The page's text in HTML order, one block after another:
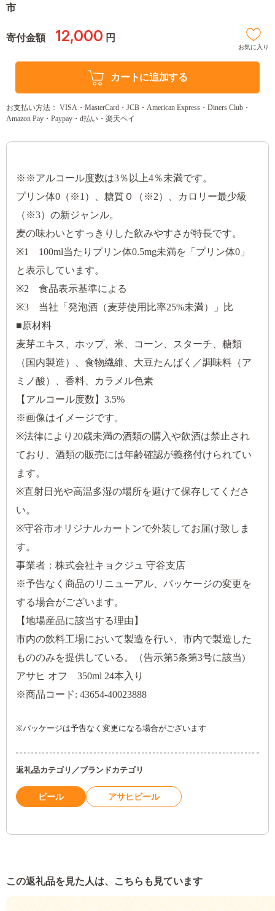
市
寄付金額 12,000 円
お気に入り
カートに追加する
お支払い方法： VISA・MasterCard・JCB・American Express・Diners Club・
Amazon Pay・Paypay・d払い・楽天ペイ
※※アルコール度数は3％以上4％未満です。
プリン体0（※1）、糖質０（※2）、カロリー最少級
（※3）の新ジャンル。
麦の味わいとすっきりした飲みやすさが特長です。
※1 100ml当たりプリン体0.5mg未満を「プリン体0」
と表示しています。
※2 食品表示基準による
※3 当社「発泡酒（麦芽使用比率25%未満）」比
■原材料
麦芽エキス、ホップ、米、コーン、スターチ、糖類
（国内製造）、食物繊維、大豆たんぱく／調味料（ア
ミノ酸）、香料、カラメル色素
【アルコール度数】3.5%
※画像はイメージです。
※法律により20歳未満の酒類の購入や飲酒は禁止され
ており、酒類の販売には年齢確認が義務付けられてい
ます。
※直射日光や高温多湿の場所を避けて保存してくださ
い。
※守谷市オリジナルカートンで外装してお届け致しま
す。
事業者：株式会社キョクジュ 守谷支店
※予告なく商品のリニューアル、パッケージの変更を
する場合がございます。
【地場産品に該当する理由】
市内の飲料工場において製造を行い、市内で製造した
もののみを提供している。（告示第5条第3号に該当)
アサヒ オフ 350ml 24本入り
※商品コード: 43654-40023888
※パッケージは予告なく変更になる場合がございます
返礼品カテゴリ／ブランドカテゴリ
ビール アサヒビール
この返礼品を見た人は、こちらも見ています